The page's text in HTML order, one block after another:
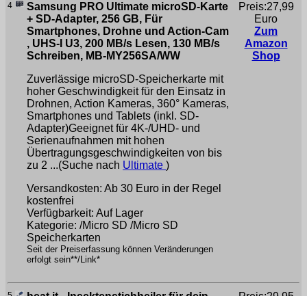
4
Samsung PRO Ultimate microSD-Karte
+ SD-Adapter, 256 GB, Für
Smartphones, Drohne und Action-Cam
, UHS-I U3, 200 MB/s Lesen, 130 MB/s
Schreiben,‎ MB-MY256SA/WW
Zuverlässige microSD-Speicherkarte mit
hoher Geschwindigkeit für den Einsatz in
Drohnen, Action Kameras, 360° Kameras,
Smartphones und Tablets (inkl. SD-
Adapter)Geeignet für 4K-/UHD- und
Serienaufnahmen mit hohen
Übertragungsgeschwindigkeiten von bis
zu 2 ...(Suche nach Ultimate )
Versandkosten: Ab 30 Euro in der Regel
kostenfrei
Verfügbarkeit: Auf Lager
Kategorie: /Micro SD /Micro SD
Speicherkarten
Seit der Preiserfassung können Veränderungen
erfolgt sein**/Link*
Preis:27,99
Euro
Zum
Amazon
Shop